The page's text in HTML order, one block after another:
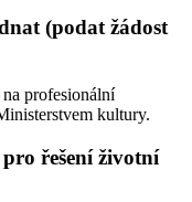
(podat žádost
na profesionální
kultury.
řešení životní